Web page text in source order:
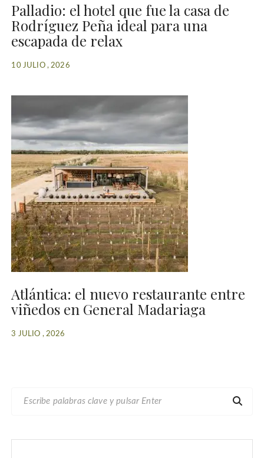
Palladio: el hotel que fue la casa de
Rodríguez Peña ideal para una
escapada de relax
10 JULIO , 2026
Atlántica: el nuevo restaurante entre
viñedos en General Madariaga
3 JULIO , 2026
C